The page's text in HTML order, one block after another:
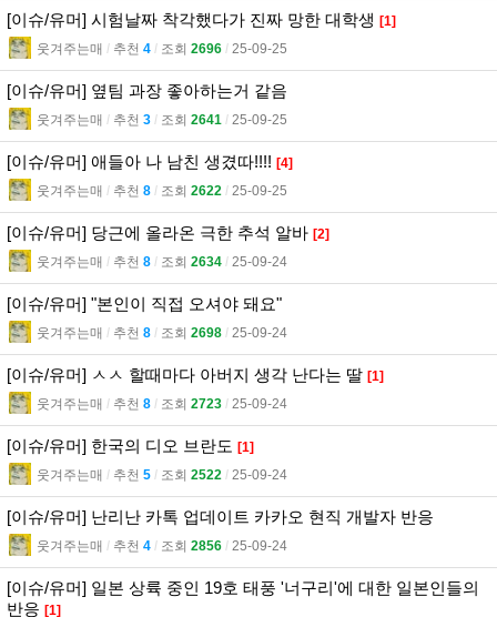
[이슈/유머] 시험날짜 착각했다가 진짜 망한 대학생 [1]
웃겨주는매 l 추천 4 l 조회 2696 l 25-09-25
[이슈/유머] 옆팀 과장 좋아하는거 같음
웃겨주는매 l 추천 3 l 조회 2641 l 25-09-25
[이슈/유머] 애들아 나 남친 생겼따!!!! [4]
웃겨주는매 l 추천 8 l 조회 2622 l 25-09-25
[이슈/유머] 당근에 올라온 극한 추석 알바 [2]
웃겨주는매 l 추천 8 l 조회 2634 l 25-09-24
[이슈/유머] "본인이 직접 오셔야 돼요"
웃겨주는매 l 추천 8 l 조회 2698 l 25-09-24
[이슈/유머] ㅅㅅ 할때마다 아버지 생각 난다는 딸 [1]
웃겨주는매 l 추천 8 l 조회 2723 l 25-09-24
[이슈/유머] 한국의 디오 브란도 [1]
웃겨주는매 l 추천 5 l 조회 2522 l 25-09-24
[이슈/유머] 난리난 카톡 업데이트 카카오 현직 개발자 반응
웃겨주는매 l 추천 4 l 조회 2856 l 25-09-24
[이슈/유머] 일본 상륙 중인 19호 태풍 '너구리'에 대한 일본인들의
반응 [1]